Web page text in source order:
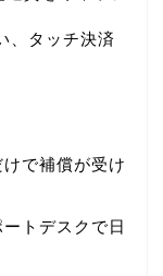
、タッチ決済
で補償が受け
トデスクで日